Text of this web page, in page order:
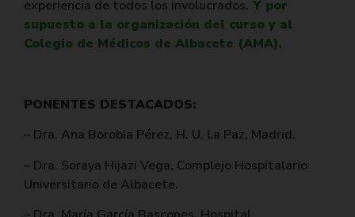
experiencia de todos los involucrados. Y por
supuesto a la organización del curso y al
Colegio de Médicos de Albacete (AMA).
PONENTES DESTACADOS:
– Dra. Ana Borobia Pérez, H. U. La Paz, Madrid.
– Dra. Soraya Hijazi Vega, Complejo Hospitalario
Universitario de Albacete.